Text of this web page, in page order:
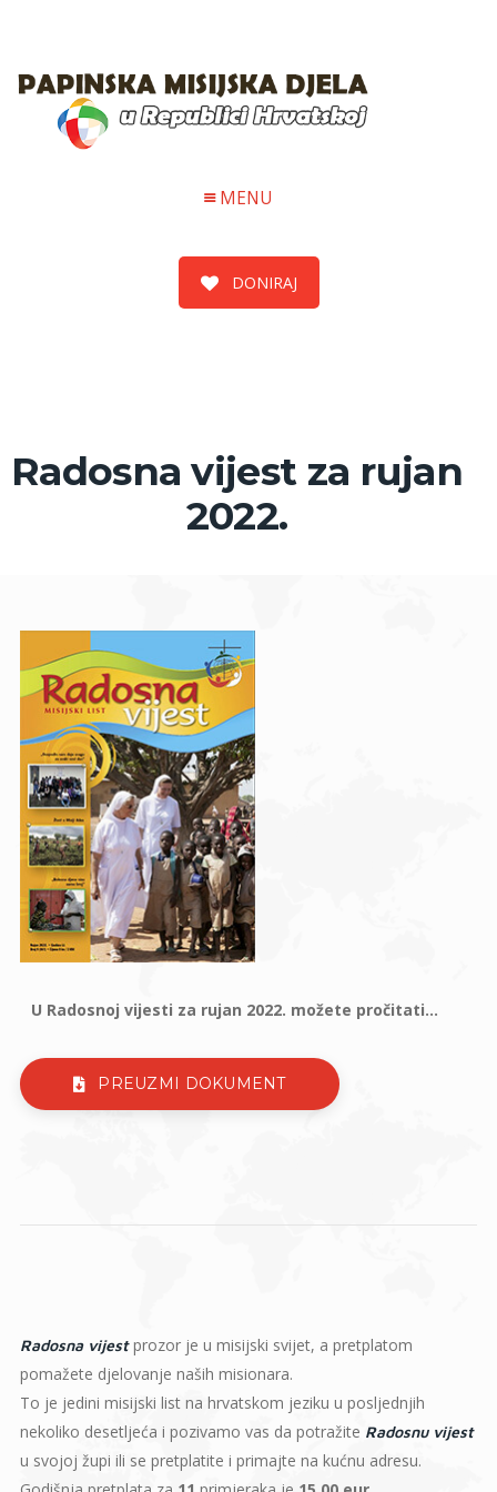
MENU
DONIRAJ
Radosna vijest za rujan
2022.
U Radosnoj vijesti za rujan 2022. možete pročitati...
PREUZMI DOKUMENT
Radosna vijestprozor je u misijski svijet, a pretplatom
pomažete djelovanje naših misionara.
To je jedini misijski list na hrvatskom jeziku u posljednjih
nekoliko desetljeća i pozivamo vas da potražite Radosnu vijest
u svojoj župi ili se pretplatite i primajte na kućnu adresu.